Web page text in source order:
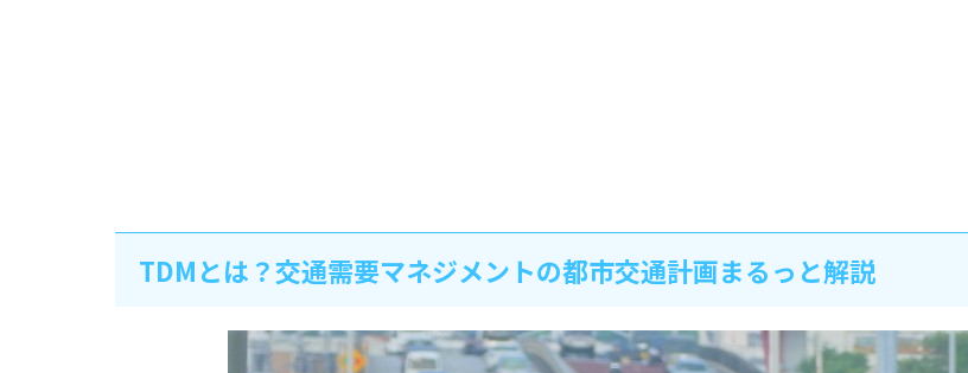
TDMとは？交通需要マネジメントの都市交通計画まるっと解説